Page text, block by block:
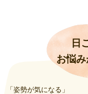
産後の体調不良を骨盤ケ
産後のスタイルアップ
妊娠中の身体の痛み
妊活のために当院ででき
日
お悩
「姿勢が気になる」